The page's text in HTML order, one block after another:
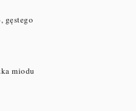
gęstego
miodu